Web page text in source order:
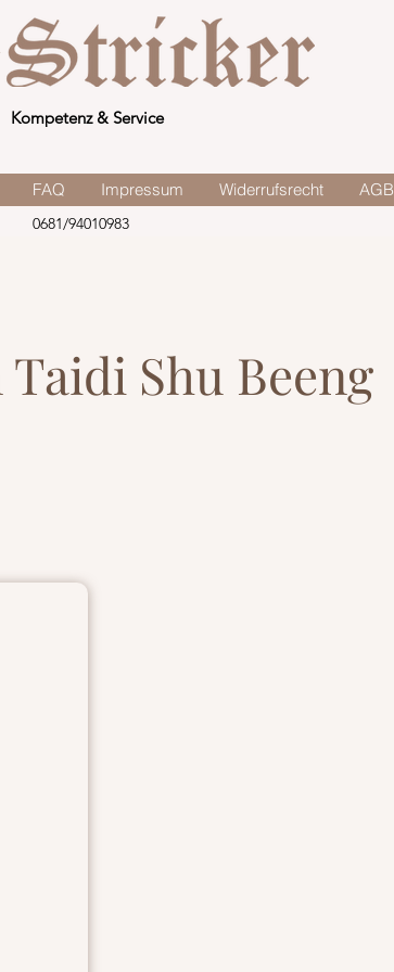
Kompetenz & Service
FAQ Impressum Widerrufsrecht AGB
0681/94010983
Shu Beeng